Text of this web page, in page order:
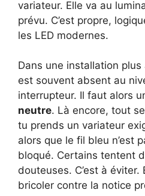
variateur. Elle va au
prévu. C’est propre,
les LED modernes.
Dans une installation
est souvent absent au
interrupteur. Il faut alors
neutre. Là encore, tout
tu prends un variateur
alors que le fil bleu n’est
bloqué. Certains tentent
douteuses. C’est à éviter.
bricoler contre la notice